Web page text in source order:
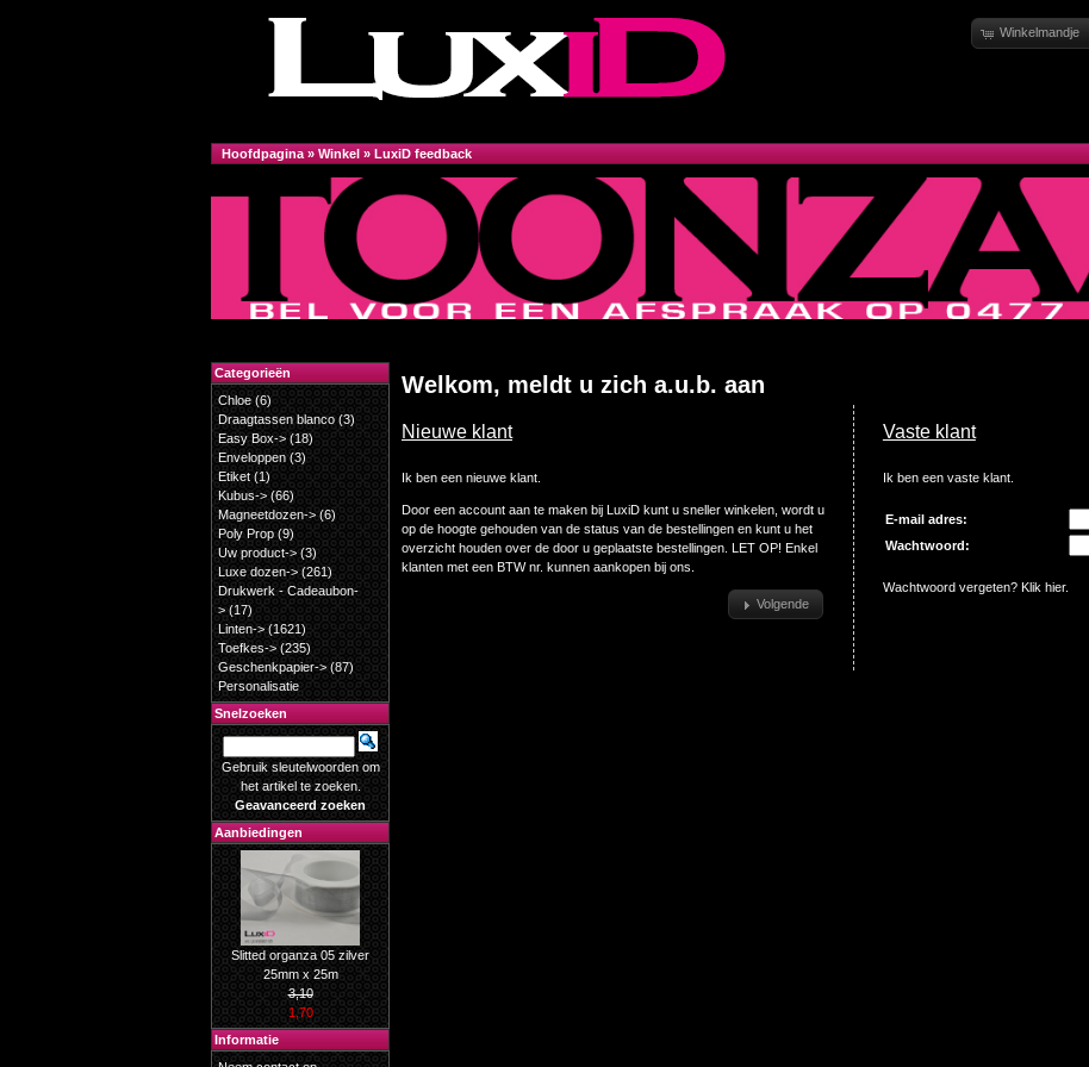
Winkelmandje
Hoofdpagina » Winkel » LuxiD feedback
Welkom, meldt u zich a.u.b. aan
Nieuwe klant
Ik ben een nieuwe klant.
Door een account aan te maken bij LuxiD kunt u sneller winkelen, wordt u
op de hoogte gehouden van de status van de bestellingen en kunt u het
overzicht houden over de door u geplaatste bestellingen. LET OP! Enkel
klanten met een BTW nr. kunnen aankopen bij ons.
Volgende
Vaste klant
Ik ben een vaste klant.
E-mail adres:
Wachtwoord:
Wachtwoord vergeten? Klik hier.
Categorieën
Chloe(6)
Draagtassen blanco (3)
Easy Box-> (18)
Enveloppen(3)
Etiket (1)
Kubus-> (66)
Magneetdozen->(6)
Poly Prop (9)
Uw product-> (3)
Luxe dozen->(261)
Drukwerk - Cadeaubon-
> (17)
Linten->(1621)
Toefkes->(235)
Geschenkpapier->(87)
Personalisatie
Snelzoeken
Gebruik sleutelwoorden om
het artikel te zoeken.
Geavanceerd zoeken
Aanbiedingen
Slitted organza 05 zilver
25mm x 25m
3,10
1,70
Informatie